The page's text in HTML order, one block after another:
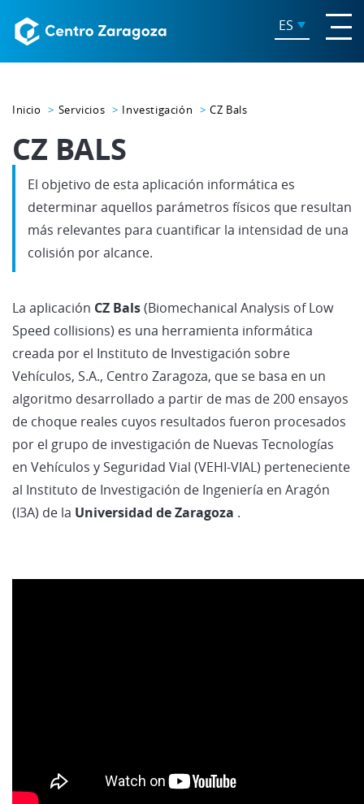
ES
Inicio Servicios Investigación CZ Bals
CZ BALS
El objetivo de esta aplicación informática es
determinar aquellos parámetros físicos que resultan
más relevantes para cuantificar la intensidad de una
colisión por alcance.
La aplicación CZ Bals(Biomechanical Analysis of Low
Speed collisions) es una herramienta informática
creada por el Instituto de Investigación sobre
Vehículos, S.A., Centro Zaragoza, que se basa en un
algoritmo desarrollado a partir de mas de 200 ensayos
de choque reales cuyos resultados fueron procesados
por el grupo de investigación de Nuevas Tecnologías
en Vehículos y Seguridad Vial (VEHI-VIAL) perteneciente
al Instituto de Investigación de Ingeniería en Aragón
(I3A) de la Universidad de Zaragoza .